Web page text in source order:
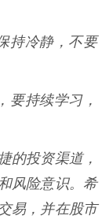
持冷静，不要
要持续学习，
的投资渠道，
风险意识。希
易，并在股市